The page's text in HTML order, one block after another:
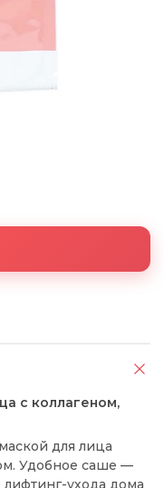
с коллагеном,
для лица
Удобное саше —
ухода дома